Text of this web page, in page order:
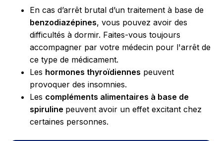
En cas d’arrêt brutal d’un traitement à base de
benzodiazépines, vous pouvez avoir des
difficultés à dormir. Faites-vous toujours
accompagner par votre médecin pour l'arrêt de
ce type de médicament.
Les hormones thyroïdiennes peuvent
provoquer des insomnies.
Les compléments alimentaires à base de
spiruline peuvent avoir un effet excitant chez
certaines personnes.